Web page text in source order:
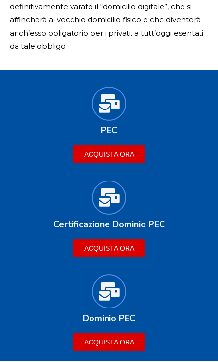
definitivamente varato il “domicilio digitale”, che si
affincherà al vecchio domicilio fisico e che diventerà
anch’esso obligatorio per i privati, a tutt’oggi esentati
da tale obbligo
PEC
ACQUISTA ORA
Certificazione Dominio PEC
ACQUISTA ORA
Dominio PEC
ACQUISTA ORA